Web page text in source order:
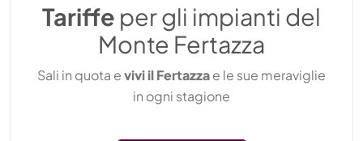
Tariffe per gli impianti del
Monte Fertazza
Sali in quota evivi il Fertazzae le sue meraviglie
in ogni stagione